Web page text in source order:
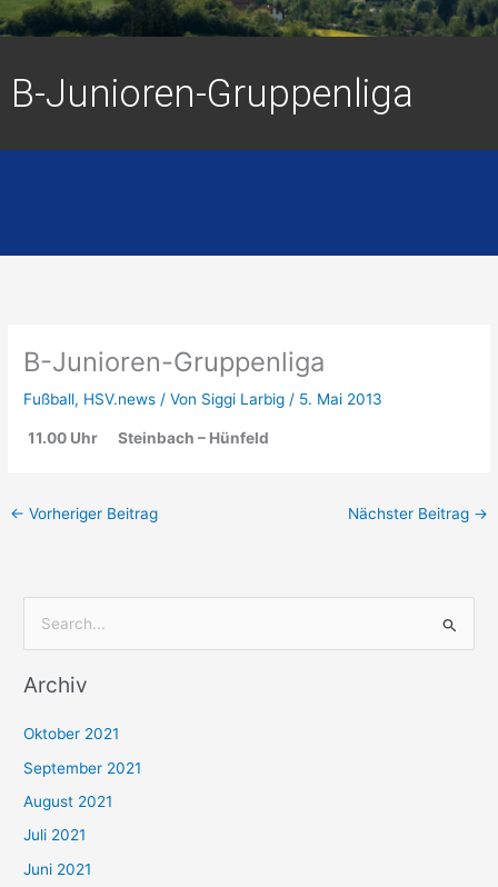
B-Junioren-Gruppenliga
B-Junioren-Gruppenliga
Fußball, HSV.news / Von Siggi Larbig/ 5. Mai 2013
11.00 Uhr Steinbach – Hünfeld
← Vorheriger Beitrag Nächster Beitrag →
c
n
n
a
c
Archiv
Oktober 2021
September 2021
August 2021
Juli 2021
Juni 2021